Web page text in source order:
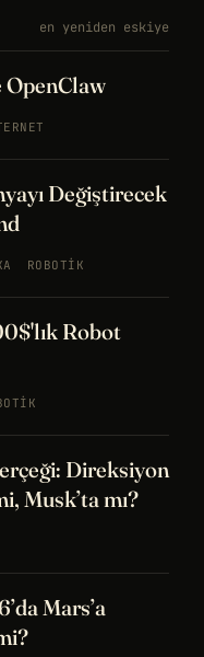
en yeniden eskiye
Değiştirecek
ROBOTIK
Robot
Direksiyon
Musk’ta mı?
Mars’a